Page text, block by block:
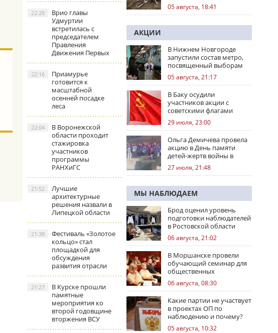
Врио главы
Удмуртии
встретилась с
председателем
Правления
Движения Первых
22:28
Приамурье
готовится к
масштабной
осенней посадке
леса
22:16
В Воронежской
области проходит
стажировка
участников
программы
РАНХиГС
22:04
Лучшие
архитектурные
решения назвали в
Липецкой области
21:52
Фестиваль «Золотое
кольцо» стал
площадкой для
обсуждения
развития отрасли
21:38
В Курске прошли
памятные
мероприятия ко
второй годовщине
вторжения ВСУ
21:27
05 августа, 18:41
АКЦИИ
В Нижнем Новгороде
запустили состав метро,
посвященный выборам
05 августа, 21:17
В Баку осудили
участников акции с
советскими флагами
29 июля, 23:00
Ольга Демичева провела
акцию в День памяти
детей-жертв войны в
Донбассе
27 июля, 21:48
МЫ НАБЛЮДАЕМ
Брод оценил уровень
подготовки наблюдателей
в Ростовской области
06 августа, 21:02
В Моршанске провели
обучающий семинар для
общественных
наблюдателей
06 августа, 08:30
Какие партии не участвует
в проектах ОП по
наблюдению и почему?
05 августа, 10:32